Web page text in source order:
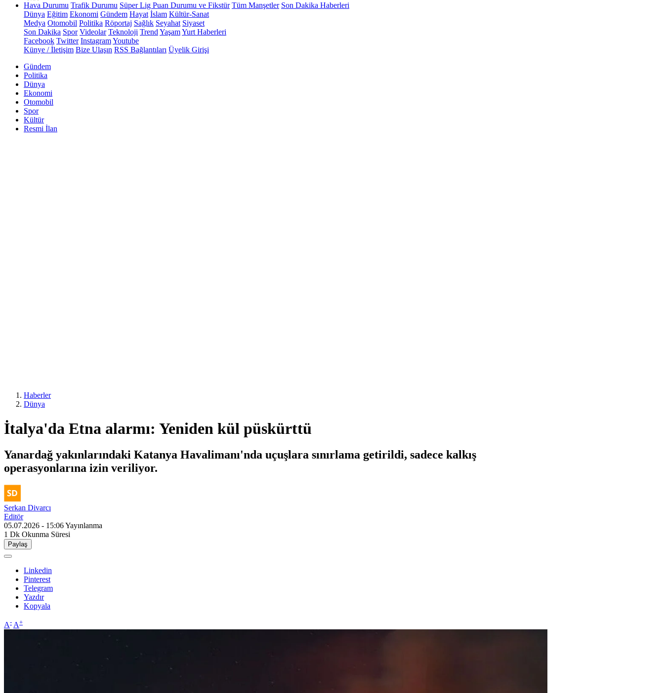
Hava Durumu Trafik Durumu Süper Lig Puan Durumu ve Fikstür Tüm Manşetler Son Dakika Haberleri
Dünya Eğitim Ekonomi Gündem Hayat İslam Kültür-Sanat
Medya Otomobil Politika Röportaj Sağlık Seyahat Siyaset
Son Dakika Spor Videolar Teknoloji Trend YaşamYurt Haberleri
Facebook Twitter InstagramYoutube
Künye / İletişim Bize Ulaşın RSS Bağlantıları Üyelik Girişi
Gündem
Politika
Dünya
Ekonomi
Otomobil
Spor
Kültür
Resmi İlan
Haberler
Dünya
İtalya'da Etna alarmı: Yeniden kül püskürttü
Yanardağ yakınlarındaki Katanya Havalimanı'nda uçuşlara sınırlama getirildi, sadece kalkış
operasyonlarına izin veriliyor.
Serkan Divarcı
Editör
05.07.2026 - 15:06Yayınlanma
1 Dk Okunma Süresi
Paylaş
Linkedin
Pinterest
Telegram
Yazdır
Kopyala
A- A+